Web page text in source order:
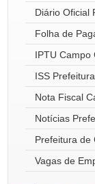
Diário Oficial
Folha de
IPTU Campo
ISS
Nota Fiscal
Notícias
Prefeitura de
Vagas de